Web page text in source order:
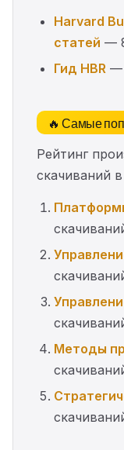
Harvard
статей —
Гид HBR —
🔥 Самые
Рейтинг
скачиваний
Методы